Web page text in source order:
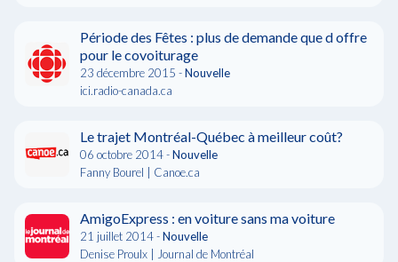
Période des Fêtes : plus de demande que d offre
pour le covoiturage
23 décembre 2015 -Nouvelle
ici.radio-canada.ca
Le trajet Montréal-Québec à meilleur coût?
06 octobre 2014 -Nouvelle
Fanny Bourel | Canoe.ca
AmigoExpress : en voiture sans ma voiture
21 juillet 2014 -Nouvelle
Denise Proulx | Journal de Montréal